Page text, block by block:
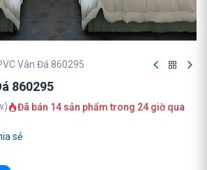
Vân Đá 860295
860295
Đã bán 14 sản phẩm trong 24 giờ qua
sẻ